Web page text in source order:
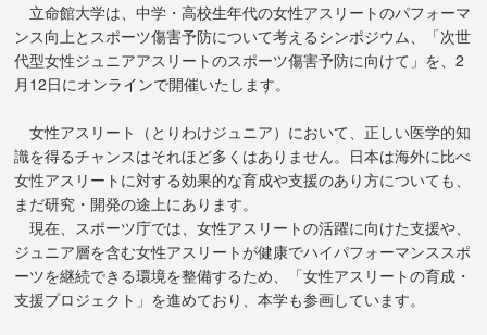
立命館大学は、中学・高校生年代の女性アスリートのパフォーマ
ンス向上とスポーツ傷害予防について考えるシンポジウム、「次世
代型女性ジュニアアスリートのスポーツ傷害予防に向けて」を、2
月12日にオンラインで開催いたします。
女性アスリート（とりわけジュニア）において、正しい医学的知
識を得るチャンスはそれほど多くはありません。日本は海外に比べ
女性アスリートに対する効果的な育成や支援のあり方についても、
まだ研究・開発の途上にあります。
現在、スポーツ庁では、女性アスリートの活躍に向けた支援や、
ジュニア層を含む女性アスリートが健康でハイパフォーマンススポ
ーツを継続できる環境を整備するため、「女性アスリートの育成・
支援プロジェクト」を進めており、本学も参画しています。